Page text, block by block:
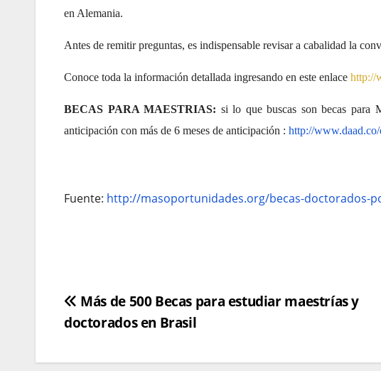
en Alemania.
Antes de remitir preguntas, es indispensable revisar a cabalidad la
Conoce toda la información detallada ingresando en este enlace http://
BECAS PARA MAESTRIAS: si lo que buscas son becas para
anticipación con más de 6 meses de anticipación : http://
Fuente: http://masoportunidades.org/becas-doctorados-
Navegación
de
entradas
Más de 500 Becas para estudiar maestrías y
doctorados en Brasil